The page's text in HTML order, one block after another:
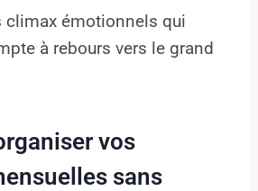
climax émotionnels qui
à rebours vers le grand
vos
sans